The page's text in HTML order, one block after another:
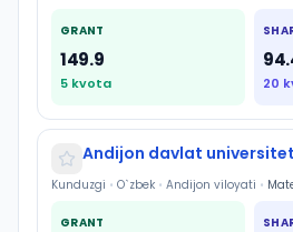
GRANT
149.9
5 kvota 20
Andijon davlat
Kunduzgi • O`zbek • Andijon viloyati •
GRANT